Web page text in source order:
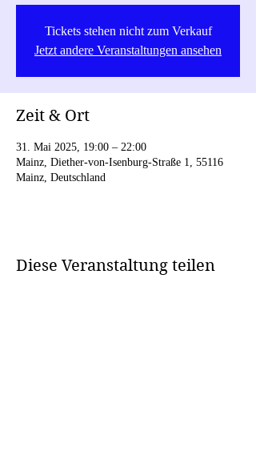
Tickets stehen nicht zum Verkauf
Jetzt andere Veranstaltungen ansehen
Zeit & Ort
31. Mai 2025, 19:00 – 22:00
Mainz, Diether-von-Isenburg-Straße 1, 55116
Mainz, Deutschland
Diese Veranstaltung teilen